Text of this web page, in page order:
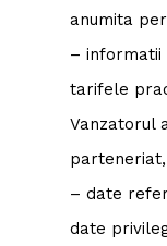
anumita
– informatii
tarifele
Vanzatorul
– date
date